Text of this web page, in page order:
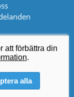
oss·
att förbättra din
.
alla